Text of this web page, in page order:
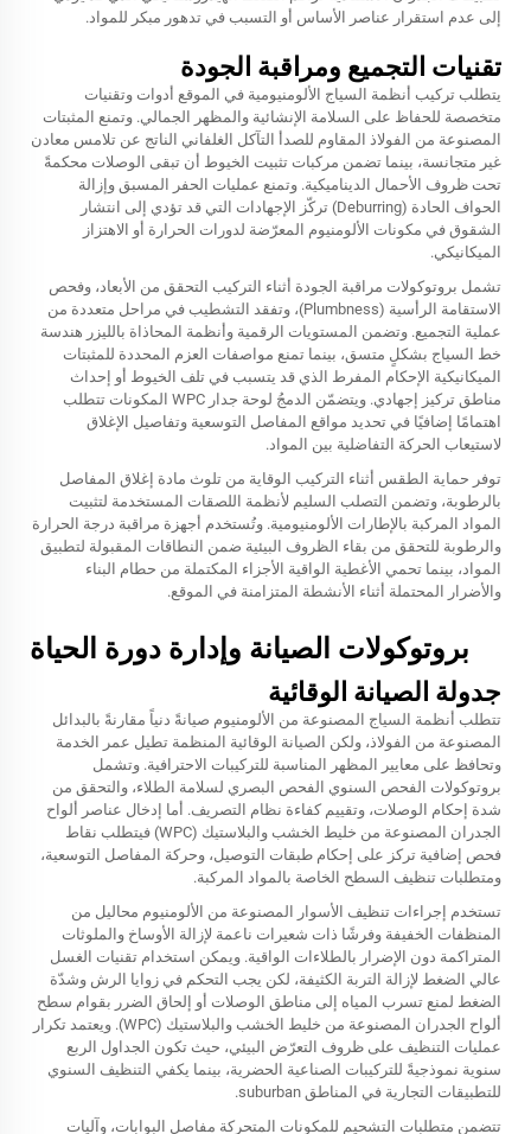
إلى عدم استقرار عناصر الأساس أو التسبب في تدهور مبكر للمواد.
تقنيات التجميع ومراقبة الجودة
يتطلب تركيب أنظمة السياج الألومنيومية في الموقع أدوات وتقنيات
متخصصة للحفاظ على السلامة الإنشائية والمظهر الجمالي. وتمنع المثبتات
المصنوعة من الفولاذ المقاوم للصدأ التآكل الغلفاني الناتج عن تلامس معادن
غير متجانسة، بينما تضمن مركبات تثبيت الخيوط أن تبقى الوصلات محكمةً
تحت ظروف الأحمال الديناميكية. وتمنع عمليات الحفر المسبق وإزالة
الحواف الحادة (Deburring) تركّز الإجهادات التي قد تؤدي إلى انتشار
الشقوق في مكونات الألومنيوم المعرّضة لدورات الحرارة أو الاهتزاز
الميكانيكي.
تشمل بروتوكولات مراقبة الجودة أثناء التركيب التحقق من الأبعاد، وفحص
الاستقامة الرأسية (Plumbness)، وتفقد التشطيب في مراحل متعددة من
عملية التجميع. وتضمن المستويات الرقمية وأنظمة المحاذاة بالليزر هندسة
خط السياج بشكلٍ متسق، بينما تمنع مواصفات العزم المحددة للمثبتات
الميكانيكية الإحكام المفرط الذي قد يتسبب في تلف الخيوط أو إحداث
مناطق تركيز إجهادي. ويتضمّن الدمجُ لوحة جدار WPC
المكونات تتطلب
اهتمامًا إضافيًا في تحديد مواقع المفاصل التوسعية وتفاصيل الإغلاق
لاستيعاب الحركة التفاضلية بين المواد.
توفر حماية الطقس أثناء التركيب الوقاية من تلوث مادة إغلاق المفاصل
بالرطوبة، وتضمن التصلب السليم لأنظمة اللصقات المستخدمة لتثبيت
المواد المركبة بالإطارات الألومنيومية. وتُستخدم أجهزة مراقبة درجة الحرارة
والرطوبة للتحقق من بقاء الظروف البيئية ضمن النطاقات المقبولة لتطبيق
المواد، بينما تحمي الأغطية الواقية الأجزاء المكتملة من حطام البناء
والأضرار المحتملة أثناء الأنشطة المتزامنة في الموقع.
بروتوكولات الصيانة وإدارة دورة الحياة
جدولة الصيانة الوقائية
تتطلب أنظمة السياج المصنوعة من الألومنيوم صيانةً دنياً مقارنةً بالبدائل
المصنوعة من الفولاذ، ولكن الصيانة الوقائية المنظمة تطيل عمر الخدمة
وتحافظ على معايير المظهر المناسبة للتركيبات الاحترافية. وتشمل
بروتوكولات الفحص السنوي الفحص البصري لسلامة الطلاء، والتحقق من
شدة إحكام الوصلات، وتقييم كفاءة نظام التصريف. أما إدخال عناصر ألواح
الجدران المصنوعة من خليط الخشب والبلاستيك (WPC) فيتطلب نقاط
فحص إضافية تركز على إحكام طبقات التوصيل، وحركة المفاصل التوسعية،
ومتطلبات تنظيف السطح الخاصة بالمواد المركبة.
تستخدم إجراءات تنظيف الأسوار المصنوعة من الألومنيوم محاليل من
المنظفات الخفيفة وفرشًا ذات شعيرات ناعمة لإزالة الأوساخ والملوثات
المتراكمة دون الإضرار بالطلاءات الواقية. ويمكن استخدام تقنيات الغسل
عالي الضغط لإزالة التربة الكثيفة، لكن يجب التحكم في زوايا الرش وشدّة
الضغط لمنع تسرب المياه إلى مناطق الوصلات أو إلحاق الضرر بقوام سطح
ألواح الجدران المصنوعة من خليط الخشب والبلاستيك (WPC). ويعتمد تكرار
عمليات التنظيف على ظروف التعرّض البيئي، حيث تكون الجداول الربع
سنوية نموذجيةً للتركيبات الصناعية الحضرية، بينما يكفي التنظيف السنوي
للتطبيقات التجارية في المناطق suburban.
تتضمن متطلبات التشحيم للمكونات المتحركة مفاصل البوابات، وآليات